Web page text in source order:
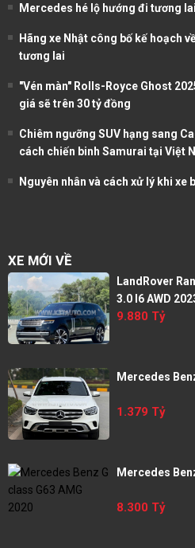
Mercedes hé lộ hướng đi tương
Hãng xe Nhật công bố kế hoạch
tương lai
"Vén màn" Rolls-Royce Ghost
giá sẽ trên 30 tỷ đồng
Chiêm ngưỡng SUV hạng sang
cách chiến binh Samurai tại Việt
Nguyên nhân và cách xử lý khi xe
XE MỚI VỀ
LandRover
3.0 I6 AWD
9.880 Tỷ
Mercedes
1.379 Tỷ
Mercedes
8.300 Tỷ